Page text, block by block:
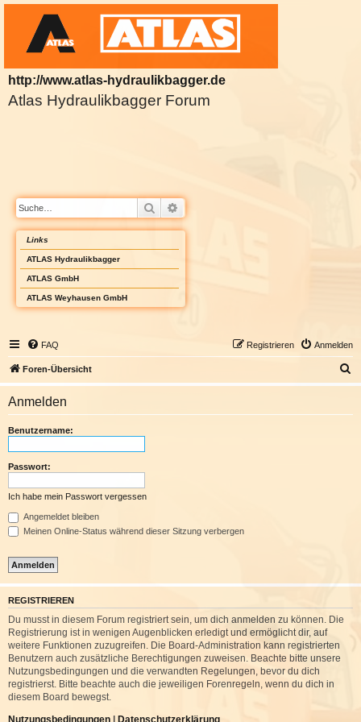
http://www.atlas-hydraulikbagger.de
Atlas Hydraulikbagger Forum
Suche
Links
ATLAS Hydraulikbagger
ATLAS GmbH
ATLAS Weyhausen GmbH
FAQ Anmelden
Registrieren
Foren-Übersicht
u
Anmelden
Benutzername:
Passwort:
Ich habe mein Passwort vergessen
Angemeldet bleiben
Meinen Online-Status während dieser Sitzung verbergen
REGISTRIEREN
Du musst in diesem Forum registriert sein, um dich anmelden zu können. Die
Registrierung ist in wenigen Augenblicken erledigt und ermöglicht dir, auf
weitere Funktionen zuzugreifen. Die Board-Administration kann registrierten
Benutzern auch zusätzliche Berechtigungen zuweisen. Beachte bitte unsere
Nutzungsbedingungen und die verwandten Regelungen, bevor du dich
registrierst. Bitte beachte auch die jeweiligen Forenregeln, wenn du dich in
diesem Board bewegst.
Nutzungsbedingungen | Datenschutzerklärung